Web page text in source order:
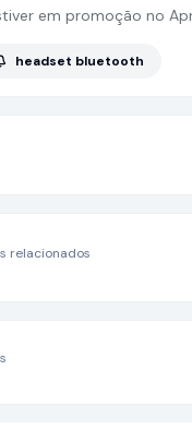
em promoção no
headset bluetooth
relacionados